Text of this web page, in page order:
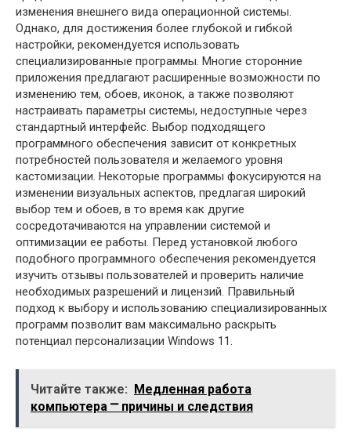
изменения внешнего вида операционной системы.
Однако, для достижения более глубокой и гибкой
настройки, рекомендуется использовать
специализированные программы. Многие сторонние
приложения предлагают расширенные возможности по
изменению тем, обоев, иконок, а также позволяют
настраивать параметры системы, недоступные через
стандартный интерфейс. Выбор подходящего
программного обеспечения зависит от конкретных
потребностей пользователя и желаемого уровня
кастомизации. Некоторые программы фокусируются на
изменении визуальных аспектов, предлагая широкий
выбор тем и обоев, в то время как другие
сосредотачиваются на управлении системой и
оптимизации ее работы. Перед установкой любого
подобного программного обеспечения рекомендуется
изучить отзывы пользователей и проверить наличие
необходимых разрешений и лицензий. Правильный
подход к выбору и использованию специализированных
программ позволит вам максимально раскрыть
потенциал персонализации Windows 11.
Читайте также: Медленная работа
компьютера ⎻ причины и следствия